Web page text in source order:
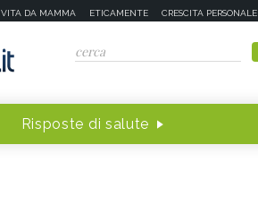
VITA DA MAMMA ETICAMENTE CRESCITA PERSONALE
Risposte di salute